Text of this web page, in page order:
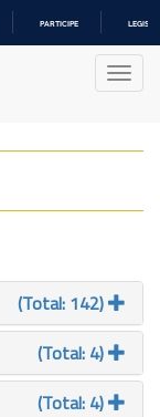
PARTICIPE
(Total: 142)
(Total: 4)
(Total: 4)